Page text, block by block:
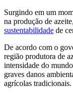
Surgindo em um
na produção de
sustentabilidade de
De acordo com o
região produtora de
intensidade do
graves danos
agrícolas tradicionais.